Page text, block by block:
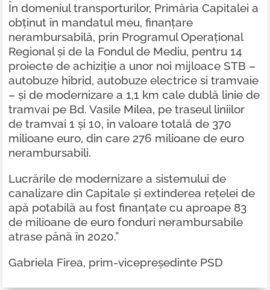
În domeniul transporturilor, Primăria Capitalei a
obținut în mandatul meu, finanțare
nerambursabilă, prin Programul Operațional
Regional și de la Fondul de Mediu, pentru 14
proiecte de achiziție a unor noi mijloace STB –
autobuze hibrid, autobuze electrice si tramvaie
– și de modernizare a 1,1 km cale dublă linie de
tramvai pe Bd. Vasile Milea, pe traseul liniilor
de tramvai 1 și 10, în valoare totală de 370
milioane euro, din care 276 milioane de euro
nerambursabili.
Lucrările de modernizare a sistemului de
canalizare din Capitale și extinderea rețelei de
apă potabilă au fost finanțate cu aproape 83
de milioane de euro fonduri nerambursabile
atrase până în 2020.”
Gabriela Firea, prim-vicepreședinte PSD